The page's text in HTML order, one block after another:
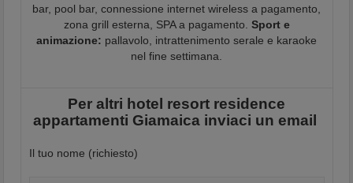
bar, pool bar, connessione internet wireless a pagamento,
zona grill esterna, SPA a pagamento. Sport e
animazione: pallavolo, intrattenimento serale e karaoke
nel fine settimana.
Per altri hotel resort residence
appartamenti Giamaica inviaci un email
Il tuo nome (richiesto)